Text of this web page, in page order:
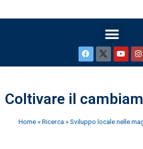
Coltivare il
Home »Ricerca »Sviluppo locale nelle